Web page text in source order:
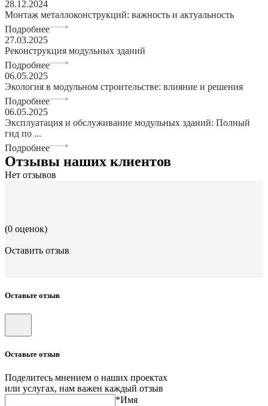
28.12.2024
Монтаж металлоконструкций: важность и актуальность
Подробнее
27.03.2025
Реконструкция модульных зданий
Подробнее
06.05.2025
Экология в модульном строительстве: влияние и решения
Подробнее
06.05.2025
Эксплуатация и обслуживание модульных зданий: Полный
гид по ...
Подробнее
Отзывы наших клиентов
Нет отзывов
(0 оценок)
Оставить отзыв
Оставьте отзыв
Оставьте отзыв
Поделитесь мнением о наших проектах
или услугах, нам важен каждый отзыв
*Имя